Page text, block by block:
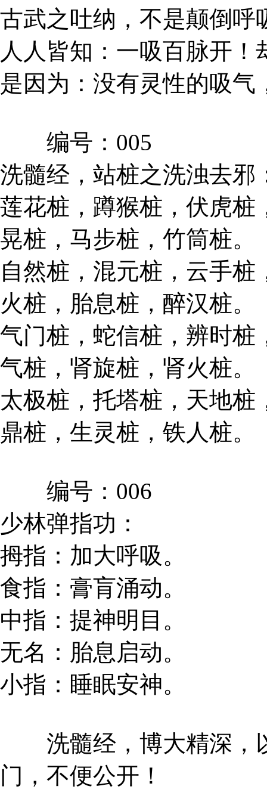
古武之吐纳，不是颠倒呼
人人皆知：一吸百脉开
是因为：没有灵性的吸
编号：005
洗髓经，站桩之洗浊去邪
莲花桩，蹲猴桩，伏虎桩
晃桩，马步桩，竹筒桩。
自然桩，混元桩，云手
火桩，胎息桩，醉汉桩。
气门桩，蛇信桩，辨时桩
气桩，肾旋桩，肾火桩。
太极桩，托塔桩，天地
鼎桩，生灵桩，铁人桩。
编号：006
少林弹指功：
拇指：加大呼吸。
食指：膏肓涌动。
中指：提神明目。
无名：胎息启动。
小指：睡眠安神。
洗髓经，博大精深，
门，不便公开！